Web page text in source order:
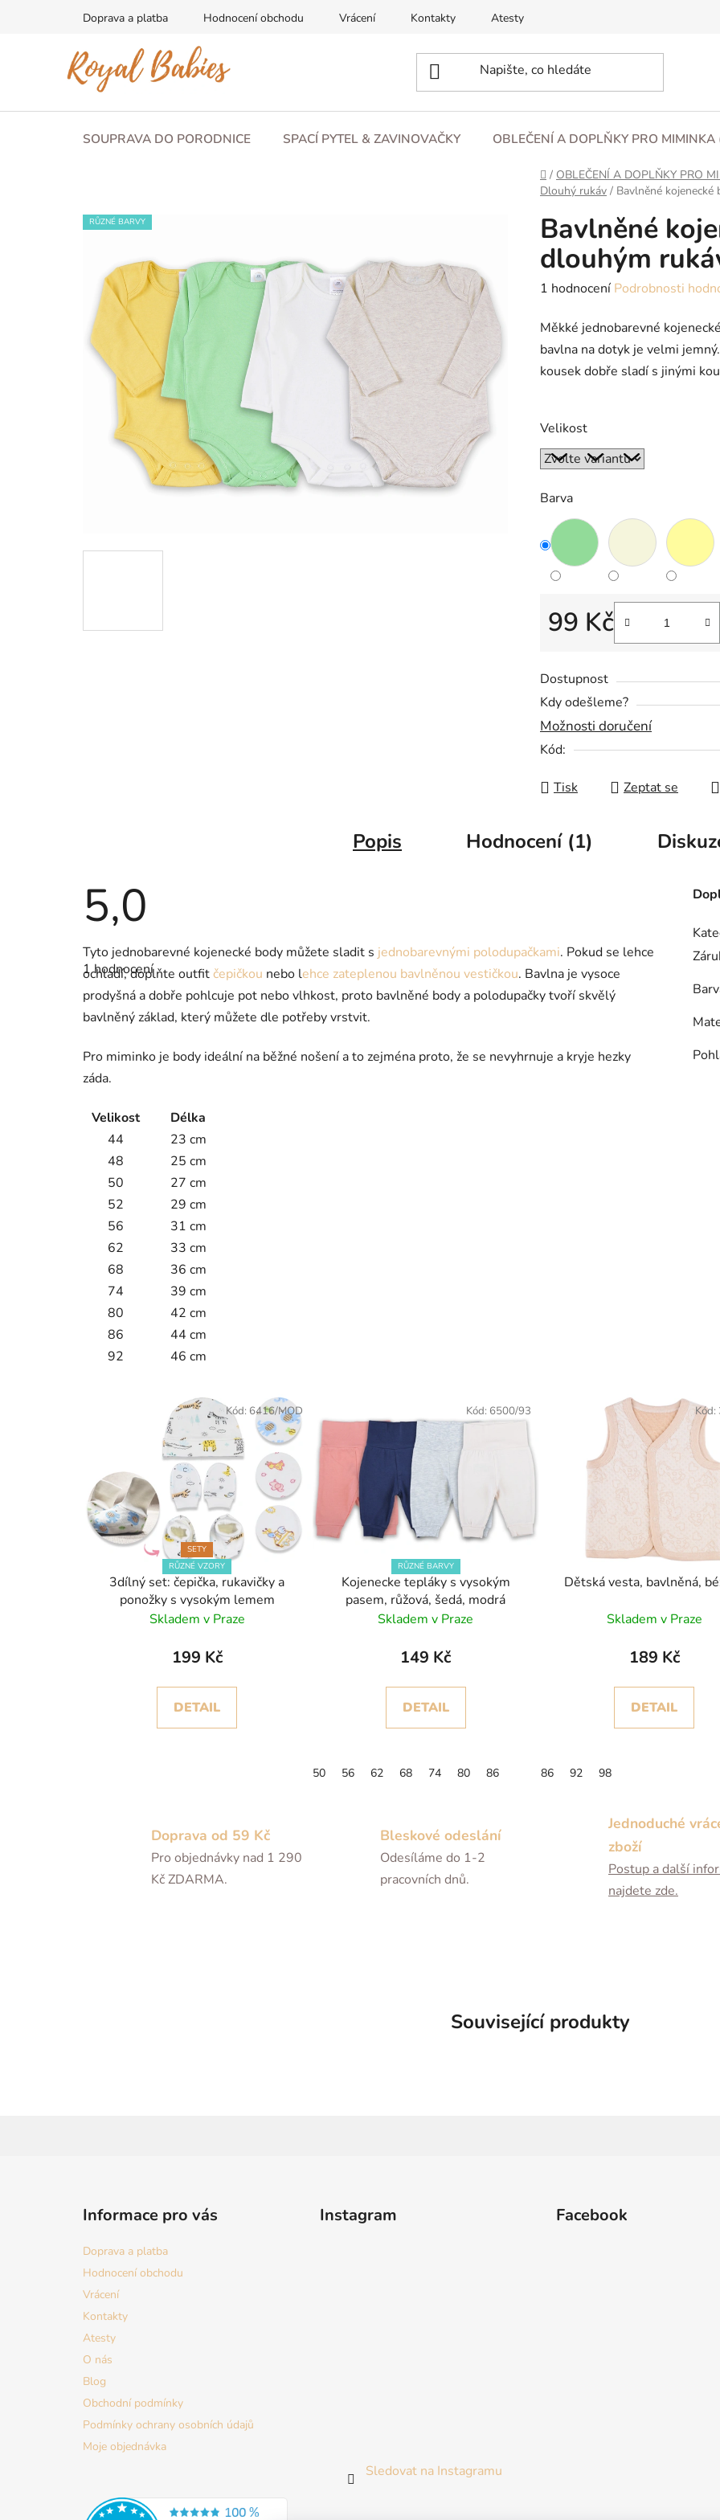
Doprava a platba Hodnocení obchodu Vrácení Kontakty Atesty
SOUPRAVA DO PORODNICE SPACÍ PYTEL & ZAVINOVAČKY OBLEČENÍ A DOPLŇKY PRO
Domů
/ OBLEČENÍ A DOPLŇKY PRO
Dlouhý rukáv / Bavlněné
Bavlněné
dlouhým
Průměrné
produktu
je
5,0
1 hodnocení Podrobnosti
Měkké jednobarevné
bavlna na dotyk je velmi
kousek dobře sladí s jinými
Velikost
Barva
Dostupnost
Kdy odešleme?
Možnosti doručení
Kód:
99 Kč
Měrná cena:
Tisk Zeptat se
RŮZNÉ BARVY
Doprava od 59 Kč
Pro objednávky nad 1 290
Kč ZDARMA.
Bleskové odeslání
Odesíláme do 1-2
pracovních dnů.
Jednoduché
zboží
Postup a další
najdete zde.
Popis Hodnocení (1)
5,0
Průměrné
hodnocení
produktu
je
5,0
z
5
1 hodnocení
Tyto jednobarevné kojenecké body můžete sladit s jednobarevnými polodupačkami. Pokud se lehce
ochladí, doplňte outfitčepičkou nebo lehce zateplenou bavlněnou vestičkou. Bavlna je vysoce
prodyšná a dobře pohlcuje pot nebo vlhkost, proto bavlněné body a polodupačky tvoří skvělý
bavlněný základ, který můžete dle potřeby vrstvit.
Pro miminko je body ideální na běžné nošení a to zejména proto, že se nevyhrnuje a kryje hezky
záda.
Velikost
Délka
44
23 cm
48
25 cm
50
27 cm
52
29 cm
56
31 cm
62
33 cm
68
36 cm
74
39 cm
80
42 cm
86
44 cm
92
46 cm
Související produkty
SETY
RŮZNÉ VZORY
3dílný set: čepička, rukavičky a
ponožky s vysokým lemem
Skladem v Praze
199 Kč
DETAIL
Kód: 6416/MOD
RŮZNÉ BARVY
Kojenecke tepláky s vysokým
pasem, růžová, šedá, modrá
Skladem v Praze
149 Kč
DETAIL
50 56 62 68 74 80 86
Kód: 6500/93
Dětská vesta, bavlněná,
Skladem v Praze
189 Kč
DETAIL
86 92 98
Kód:
Informace pro vás
Doprava a platba
Hodnocení obchodu
Vrácení
Kontakty
Atesty
O nás
Blog
Obchodní podmínky
Podmínky ochrany osobních údajů
Moje objednávka
Instagram
Sledovat na Instagramu
Facebook